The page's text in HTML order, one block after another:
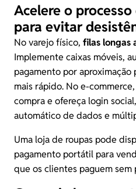
Acelere o
para evitar
No varejo físico, filas longas
Implemente caixas móveis,
pagamento por
mais rápido. No e-
compra e ofereça login
automático de dados e
Uma loja de roupas pode
pagamento portátil para
que os clientes paguem sem